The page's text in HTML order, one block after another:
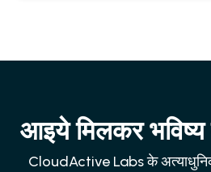
आइये मिलकर भविष्य
CloudActive Labs के